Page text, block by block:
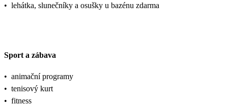
• lehátka, slunečníky a osušky u bazénu zdarma
Sport a zábava
• animační programy
• tenisový kurt
• fitness